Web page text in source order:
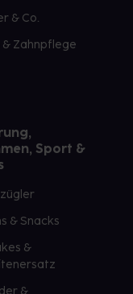
& Co.
& Zahnpflege
Sport &
& Snacks
&